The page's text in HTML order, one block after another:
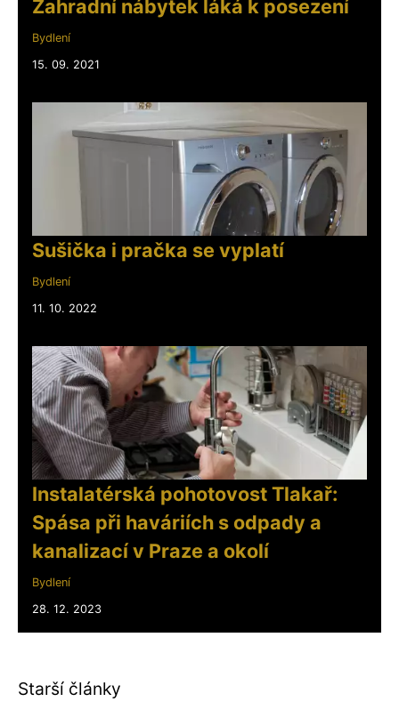
Zahradní nábytek láká k posezení
Bydlení
15. 09. 2021
Sušička i pračka se vyplatí
Bydlení
11. 10. 2022
Instalatérská pohotovost Tlakař:
Spása při haváriích s odpady a
kanalizací v Praze a okolí
Bydlení
28. 12. 2023
Starší články